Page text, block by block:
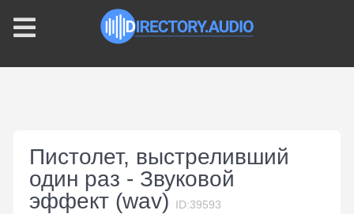
Пистолет, выстреливший
один раз - Звуковой
эффект (wav)
ID:39593